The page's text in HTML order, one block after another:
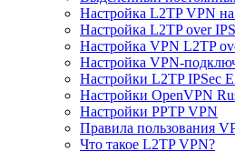
Настройка L2TP VPN
Настройка L2TP over
Настройка VPN L2TP
Настройка VPN-
Настройки L2TP IPSec
Настройки OpenVPN
Настройки PPTP VPN
Правила пользования
Что такое L2TP VPN?